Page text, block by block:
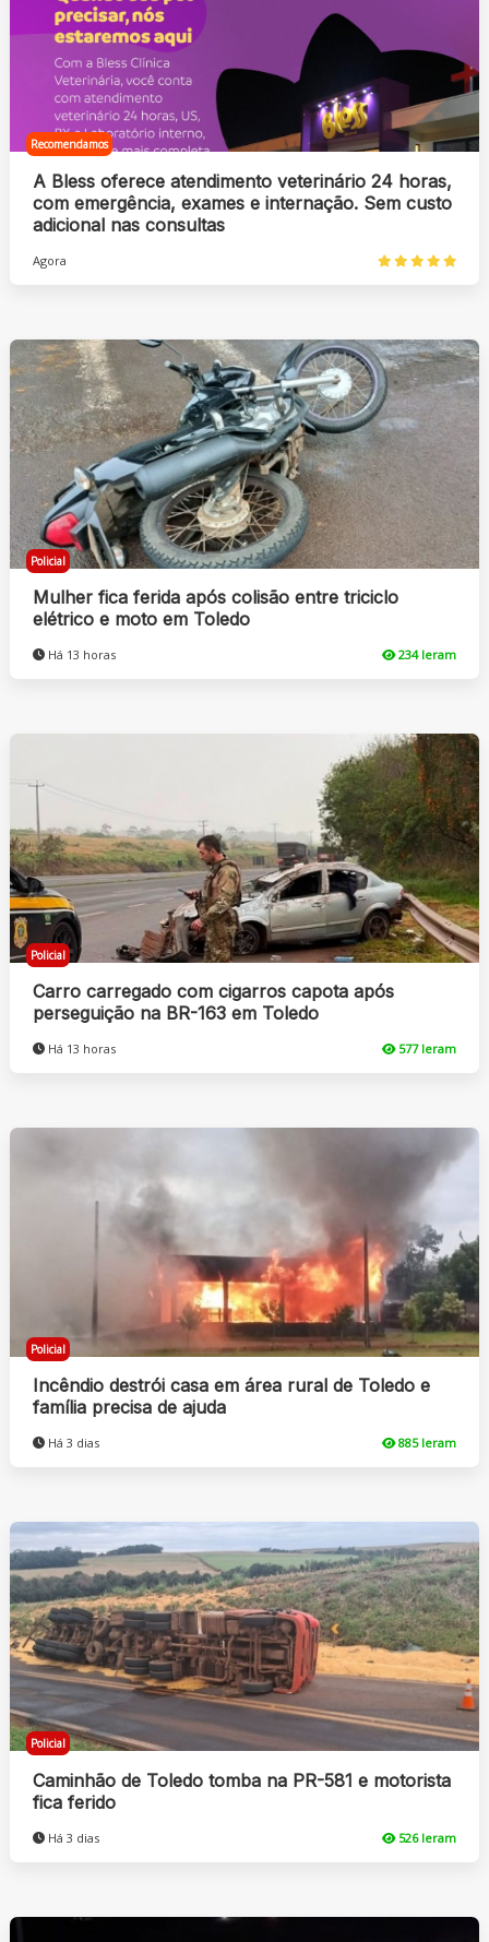
Recomendamos
A Bless oferece atendimento veterinário 24 horas,
com emergência, exames e internação. Sem custo
adicional nas consultas
Agora
Policial
Mulher fica ferida após colisão entre triciclo
elétrico e moto em Toledo
Há 13 horas 234 leram
Policial
Carro carregado com cigarros capota após
perseguição na BR-163 em Toledo
Há 13 horas 577 leram
Policial
Incêndio destrói casa em área rural de Toledo e
família precisa de ajuda
Há 3 dias 885 leram
Policial
Caminhão de Toledo tomba na PR-581 e motorista
fica ferido
Há 3 dias 526 leram